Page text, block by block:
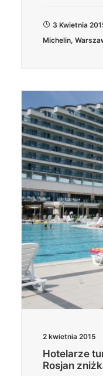
3 Kwietnia
Michelin,
2 kwietnia 2015
Hotelarze
Rosjan